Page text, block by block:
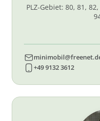
PLZ-Gebiet: 80, 81,
+49 9132 3612